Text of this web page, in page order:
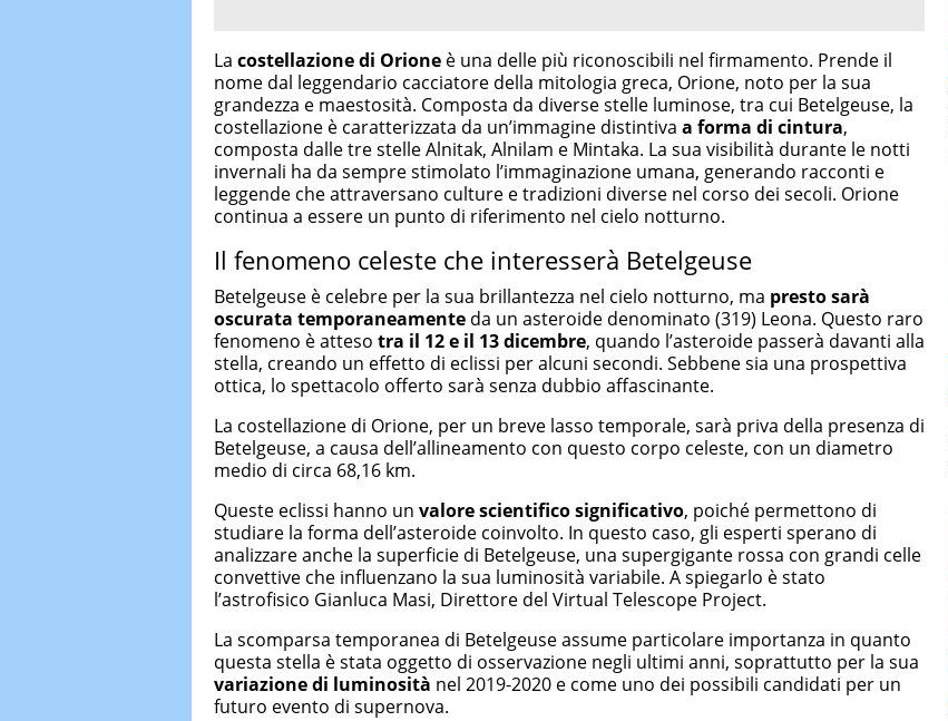
La costellazione di Orione è una delle più riconoscibili nel firmamento. Prende il
nome dal leggendario cacciatore della mitologia greca, Orione, noto per la sua
grandezza e maestosità. Composta da diverse stelle luminose, tra cui Betelgeuse, la
costellazione è caratterizzata da un’immagine distintiva a forma di cintura,
composta dalle tre stelle Alnitak, Alnilam e Mintaka. La sua visibilità durante le notti
invernali ha da sempre stimolato l’immaginazione umana, generando racconti e
leggende che attraversano culture e tradizioni diverse nel corso dei secoli. Orione
continua a essere un punto di riferimento nel cielo notturno.
Il fenomeno celeste che interesserà Betelgeuse
Betelgeuse è celebre per la sua brillantezza nel cielo notturno, ma presto sarà
oscurata temporaneamente da un asteroide denominato (319) Leona. Questo raro
fenomeno è atteso tra il 12 e il 13 dicembre, quando l’asteroide passerà davanti alla
stella, creando un effetto di eclissi per alcuni secondi. Sebbene sia una prospettiva
ottica, lo spettacolo offerto sarà senza dubbio affascinante.
La costellazione di Orione, per un breve lasso temporale, sarà priva della presenza di
Betelgeuse, a causa dell’allineamento con questo corpo celeste, con un diametro
medio di circa 68,16 km.
Queste eclissi hanno un valore scientifico significativo, poiché permettono di
studiare la forma dell’asteroide coinvolto. In questo caso, gli esperti sperano di
analizzare anche la superficie di Betelgeuse, una supergigante rossa con grandi celle
convettive che influenzano la sua luminosità variabile. A spiegarlo è stato
l’astrofisico Gianluca Masi, Direttore del Virtual Telescope Project.
La scomparsa temporanea di Betelgeuse assume particolare importanza in quanto
questa stella è stata oggetto di osservazione negli ultimi anni, soprattutto per la sua
variazione di luminosità nel 2019-2020 e come uno dei possibili candidati per un
futuro evento di supernova.